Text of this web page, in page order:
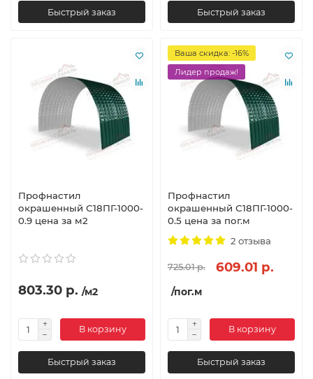
Быстрый заказ Быстрый заказ
Профнастил
окрашенный С18ПГ-1000-
0.9 цена за м2
803.30 р. /м2
В корзину
Быстрый заказ
Ваша скидка: -16%
Лидер продаж!
Профнастил
окрашенный С18ПГ-1000-
0.5 цена за пог.м
2 отзыва
725.01 р. 609.01 р.
/пог.м
В корзину
Быстрый заказ